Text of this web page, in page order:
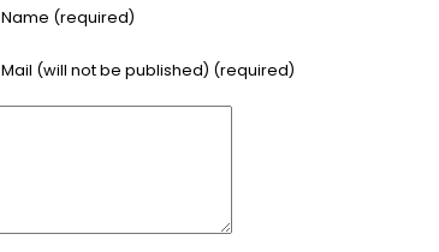
Name (required)
Mail (will not be published) (required)